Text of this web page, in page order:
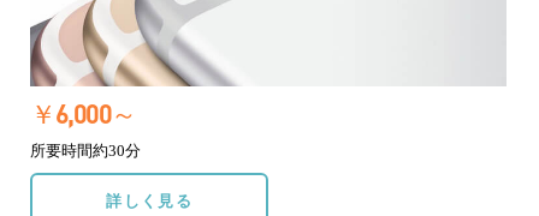
￥6,000～
所要時間約30分
詳しく見る